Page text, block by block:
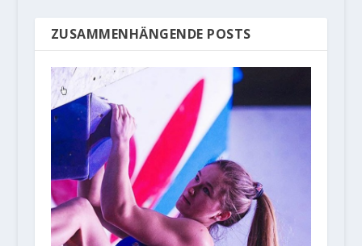
ZUSAMMENHÄNGENDE POSTS